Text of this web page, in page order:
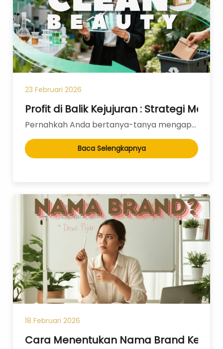
Body Care
Baby And Kids Care
Body Care
Men Care
Formulasi Kustom Kemasan Khusus
23 Februari 2026
Profit di Balik Kejujuran : Strategi
Pernahkah Anda bertanya-tanya mengapa rak produk kecantikan kini didominasi oleh label "Eco-Friendly...
Baca Selengkapnya
18 Februari 2026
Cara Menentukan Nama Brand